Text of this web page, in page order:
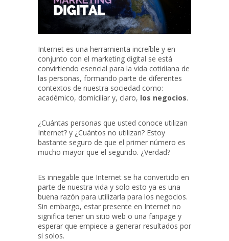
Internet es una herramienta increíble y en
conjunto con el marketing digital se está
convirtiendo esencial para la vida cotidiana de
las personas, formando parte de diferentes
contextos de nuestra sociedad como:
académico, domiciliar y, claro, los negocios.
¿Cuántas personas que usted conoce utilizan
Internet? y ¿Cuántos no utilizan? Estoy
bastante seguro de que el primer número es
mucho mayor que el segundo. ¿Verdad?
Es innegable que Internet se ha convertido en
parte de nuestra vida y solo esto ya es una
buena razón para utilizarla para los negocios.
Sin embargo, estar presente en Internet no
significa tener un sitio web o una fanpage y
esperar que empiece a generar resultados por
si solos.